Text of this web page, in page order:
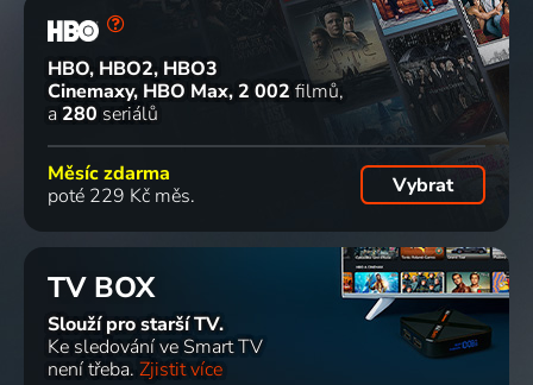
HBO, HBO2, HBO3
Cinemaxy, HBO Max 2 002 filmů
a 280 seriálů
Měsíc zdarma
poté 229 Kč měs.
Vybrat
TV BOX
Slouží pro starší TV.
Ke sledování ve Smart TV
není třeba. Zjistit více